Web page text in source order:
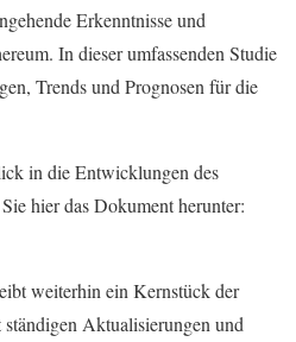
Erkenntnisse und
In dieser umfassenden Studie
Trends und Prognosen für die
in die Entwicklungen des
hier das Dokument herunter:
weiterhin ein Kernstück der
Aktualisierungen und